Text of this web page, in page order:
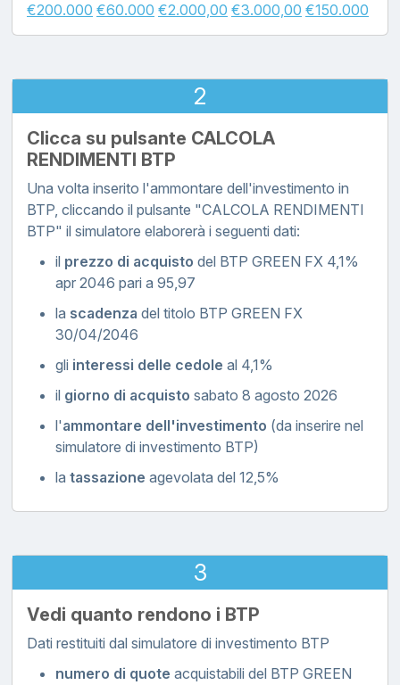
€200.000 €60.000 €2.000,00 €3.000,00 €150.000
2
Clicca su pulsante CALCOLA
RENDIMENTI BTP
Una volta inserito l'ammontare dell'investimento in
BTP, cliccando il pulsante "CALCOLA RENDIMENTI
BTP" il simulatore elaborerà i seguenti dati:
il prezzo di acquisto del BTP GREEN FX 4,1%
apr 2046 pari a 95,97
la scadenza del titolo BTP GREEN FX
30/04/2046
gli interessi delle cedole al 4,1%
il giorno di acquisto sabato 8 agosto 2026
l'ammontare dell'investimento (da inserire nel
simulatore di investimento BTP)
la tassazione agevolata del 12,5%
3
Vedi quanto rendono i BTP
Dati restituiti dal simulatore di investimento BTP
numero di quote acquistabili del BTP GREEN